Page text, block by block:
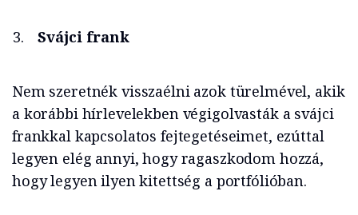
Svájci frank
Nem szeretnék visszaélni azok türelmével, akik
a korábbi hírlevelekben végigolvasták a svájci
frankkal kapcsolatos fejtegetéseimet, ezúttal
legyen elég annyi, hogy ragaszkodom hozzá,
hogy legyen ilyen kitettség a portfólióban.